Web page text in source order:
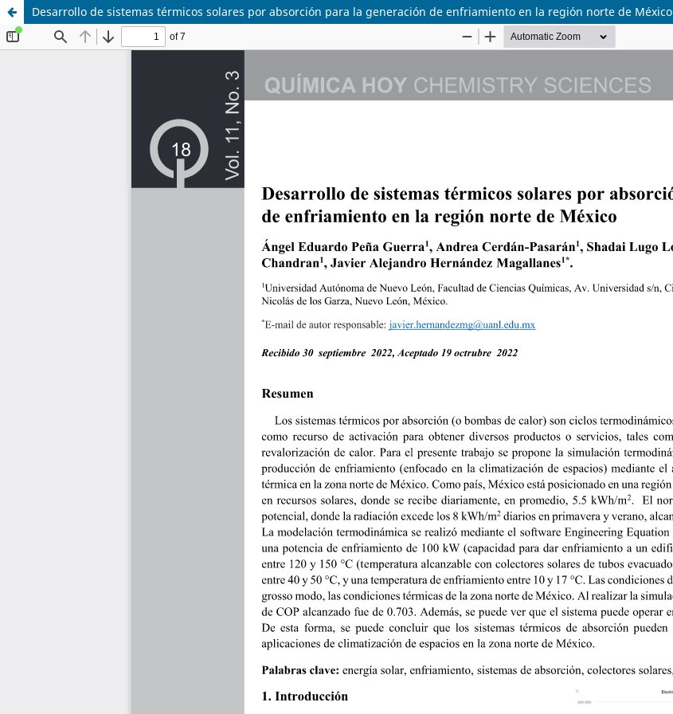
Desarrollo de sistemas térmicos solares por absorción para la generación de enfriamiento en la región norte de México